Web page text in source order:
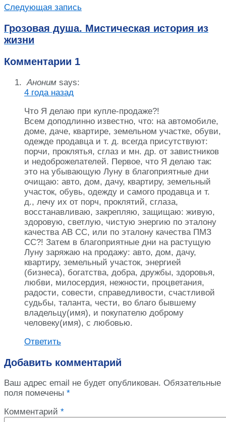
Следующая запись
Грозовая душа. Мистическая история из
жизни
Комментарии 1
Аноним says:
4 года назад
Что Я делаю при купле-продаже?!
Всем доподлинно известно, что: на автомобиле,
доме, даче, квартире, земельном участке, обуви,
одежде продавца и т. д. всегда присутствуют:
порчи, проклятья, сглаз и мн. др. от завистников
и недоброжелателей. Первое, что Я делаю так:
это на убывающую Луну в благоприятные дни
очищаю: авто, дом, дачу, квартиру, земельный
участок, обувь, одежду и самого продавца и т.
д., лечу их от порч, проклятий, сглаза,
восстанавливаю, закрепляю, защищаю: живую,
здоровую, светлую, чистую энергию по эталону
качества АВ СС, или по эталону качества ПМЗ
СС?! Затем в благоприятные дни на растущую
Луну заряжаю на продажу: авто, дом, дачу,
квартиру, земельный участок, энергией
(бизнеса), богатства, добра, дружбы, здоровья,
любви, милосердия, нежности, процветания,
радости, совести, справедливости, счастливой
судьбы, таланта, чести, во благо бывшему
владельцу(имя), и покупателю доброму
человеку(имя), с любовью.
Ответить
Добавить комментарий
Ваш адрес email не будет опубликован. Обязательные
поля помечены *
Комментарий *